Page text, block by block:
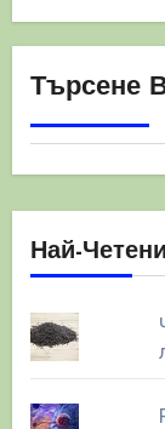
Търсене
Най-